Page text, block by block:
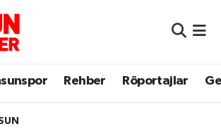
Rehber Röportajlar
Eczaneler
Durumu
Vakitleri